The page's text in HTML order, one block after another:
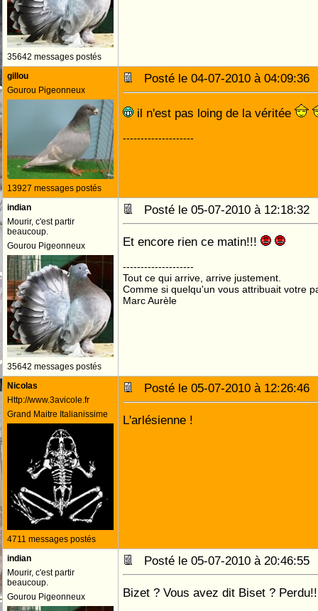
35642 messages postés
gillou
Gourou Pigeonneux
13927 messages postés
Posté le 04-07-2010 à
il n'est pas loing de la véritée
--------------------
indian
Mourir, c'est partir
beaucoup.
Gourou Pigeonneux
35642 messages postés
Posté le 05-07-2010 à
Et encore rien ce matin!!!
--------------------
Tout ce qui arrive, arrive justement.
Comme si quelqu'un vous attribuait votre
Marc Aurèle
Nicolas
Http://www.3avicole.fr
Grand Maitre Italianissime
4711 messages postés
Posté le 05-07-2010 à
L'arlésienne !
indian
Mourir, c'est partir
beaucoup.
Gourou Pigeonneux
Posté le 05-07-2010 à
Bizet ? Vous avez dit Biset ?